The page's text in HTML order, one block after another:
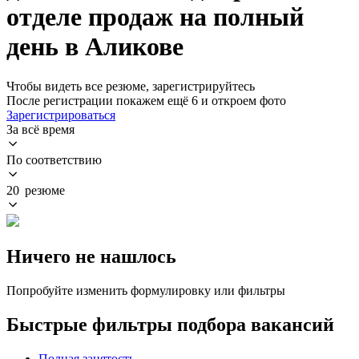
отделе продаж на полный
день в Аликове
Чтобы видеть все резюме, зарегистрируйтесь
После регистрации покажем ещё 6 и откроем фото
Зарегистрироваться
За всё время
По соответствию
20 резюме
Ничего не нашлось
Попробуйте изменить формулировку или фильтры
Быстрые фильтры подбора вакансий